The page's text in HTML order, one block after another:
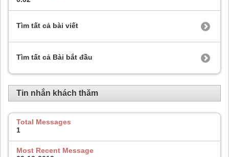
Tìm tất cả bài viết
Tìm tất cả Bài bắt đầu
Tin nhắn khách thăm
Total Messages
1
Most Recent Message